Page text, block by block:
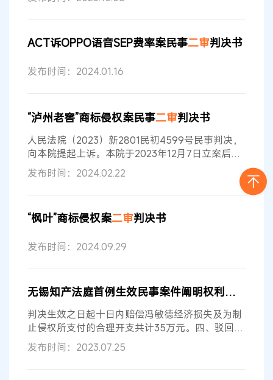
判决。 二审法院查明 经审理查明：原审法院查明
证，本院经审查予以确认。二审诉讼阶段，海飞公
线下店铺数量统计表； 2.海飞公司
ACT诉OPPO语音SEP费率案民事二审判决书
发布时间：2024.01.16
“泸州老窖”商标侵权案民事二审判决书
人民法院（2023）新2801民初4599号民事判决，
向本院提起上诉。本院于2023年12月7日立案后，
依法适用第 二审 程序，由审判员独任审理，并于
2023年12月14日公开开庭进行了审理，上诉人海灵
商行的经营者张宏及其委托诉讼代理人杨志敏、被
参加诉讼。本案现已审理终结。 海灵商行上诉请
重审。事实和理由：2021年8月20日
发布时间：2024.02.22
“枫叶”商标侵权案二审判决书
发布时间：2024.09.29
无锡知产法庭首例生效民事案件阐明权利要求保护范围案民事
判决生效之日起十日内赔偿冯敏德经济损失及为制
止侵权所支付的合理开支共计35万元。四、驳回冯
敏德的其他诉讼请求。如果未按判决指定的期间履
行给付金钱义务，应当依照《中华人民共和国民事
发布时间：2023.07.25